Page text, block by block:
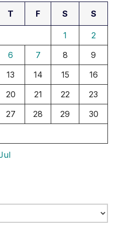
T F S S
1
2
6 7 8
9
13 14 15
16
20 21 22
23
27 28 29
30